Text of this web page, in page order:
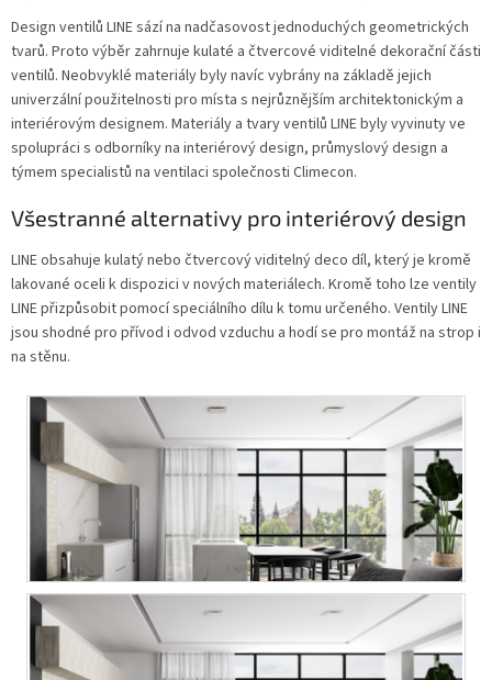
Design ventilů LINE sází na nadčasovost jednoduchých geometrických
tvarů. Proto výběr zahrnuje kulaté a čtvercové viditelné dekorační části
ventilů. Neobvyklé materiály byly navíc vybrány na základě jejich
univerzální použitelnosti pro místa s nejrůznějším architektonickým a
interiérovým designem. Materiály a tvary ventilů LINE byly vyvinuty ve
spolupráci s odborníky na interiérový design, průmyslový design a
týmem specialistů na ventilaci společnosti Climecon.
Všestranné alternativy pro interiérový design
LINE obsahuje kulatý nebo čtvercový viditelný deco díl, který je kromě
lakované oceli k dispozici v nových materiálech. Kromě toho lze ventily
LINE přizpůsobit pomocí speciálního dílu k tomu určeného. Ventily LINE
jsou shodné pro přívod i odvod vzduchu a hodí se pro montáž na strop i
na stěnu.